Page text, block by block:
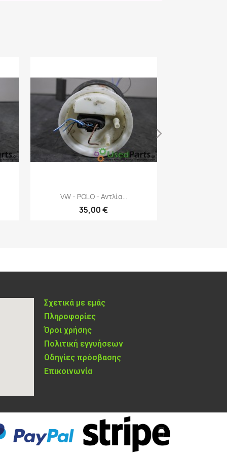
Γρήγορη προβολή
VW - POLO - Αντλία...
35,00 €
›
Σχετικά με εμάς
Πληροφορίες
Όροι χρήσης
Πολιτική εγγυήσεων
Οδηγίες πρόσβασης
Επικοινωνία